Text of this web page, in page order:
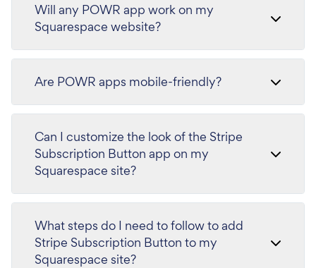
Will any POWR app work on my
Squarespace website?
Are POWR apps mobile-friendly?
Can I customize the look of the Stripe
Subscription Button app on my
Squarespace site?
What steps do I need to follow to add
Stripe Subscription Button to my
Squarespace site?